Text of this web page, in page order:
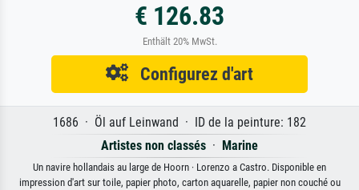
€ 126.83
Enthält 20% MwSt.
Configurez d'art
1686 · Öl auf Leinwand · ID de la peinture: 182
Artistes non classés · Marine
Un navire hollandais au large de Hoorn · Lorenzo a Castro. Disponible en
impression d'art sur toile, papier photo, carton aquarelle, papier non couché ou